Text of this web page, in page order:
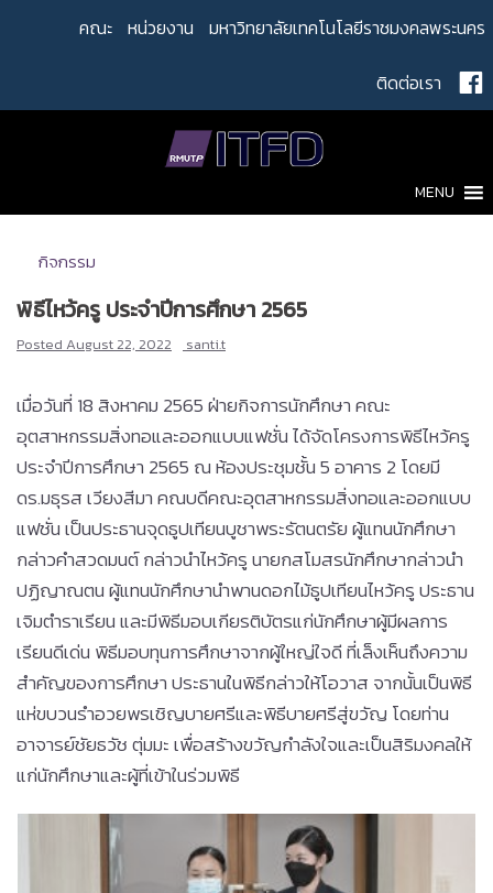
คณะ หน่วยงาน มหาวิทยาลัยเทคโนโลยีราชมงคลพระนคร
ติดต่อเรา
MENU
กิจกรรม
พิธีไหว้ครู ประจำปีการศึกษา 2565
Posted August 22, 2022 santi.t
เมื่อวันที่ 18 สิงหาคม 2565 ฝ่ายกิจการนักศึกษา คณะ
อุตสาหกรรมสิ่งทอและออกแบบแฟชั่น ได้จัดโครงการพิธีไหว้ครู
ประจำปีการศึกษา 2565 ณ ห้องประชุมชั้น 5 อาคาร 2 โดยมี
ดร.มธุรส เวียงสีมา คณบดีคณะอุตสาหกรรมสิ่งทอและออกแบบ
แฟชั่น เป็นประธานจุดธูปเทียนบูชาพระรัตนตรัย ผู้แทนนักศึกษา
กล่าวคำสวดมนต์ กล่าวนำไหว้ครู นายกสโมสรนักศึกษากล่าวนำ
ปฏิญาณตน ผู้แทนนักศึกษานำพานดอกไม้ธูปเทียนไหว้ครู ประธาน
เจิมตำราเรียน และมีพิธีมอบเกียรติบัตรแก่นักศึกษาผู้มีผลการ
เรียนดีเด่น พิธีมอบทุนการศึกษาจากผู้ใหญ่ใจดี ที่เล็งเห็นถึงความ
สำคัญของการศึกษา ประธานในพิธีกล่าวให้โอวาส จากนั้นเป็นพิธี
แห่ขบวนรำอวยพรเชิญบายศรีและพิธีบายศรีสู่ขวัญ โดยท่าน
อาจารย์ชัยธวัช ตุ่มมะ เพื่อสร้างขวัญกำลังใจและเป็นสิริมงคลให้
แก่นักศึกษาและผู้ที่เข้าในร่วมพิธี